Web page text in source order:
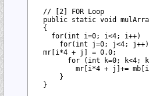
  // [2] FOR Loop
public static void
  {
    for(int i=0; i<4; i++)
for(int j=0; j<4;
  mr[i*4 + j] = 0.0;
for (int k=0; k<4;
mr[i*4 + j]+=
      }
  }